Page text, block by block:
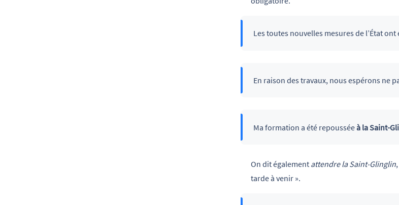
Les toutes nouvelles mesures de l’État ont
En raison des travaux, nous espérons ne
Ma formation a été repousséeà la Saint-
On dit également attendre la Saint-Glinglin
tarde à venir ».